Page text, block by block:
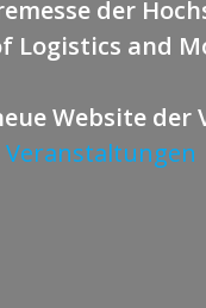
der
Logistics and
Website der